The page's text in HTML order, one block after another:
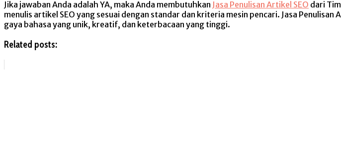
Jika jawaban Anda adalah YA, maka Anda membutuhkan Jasa Penulisan Artikel SEO dari Tim
menulis artikel SEO yang sesuai dengan standar dan kriteria mesin pencari. Jasa
gaya bahasa yang unik, kreatif, dan keterbacaan yang tinggi.
Related posts: